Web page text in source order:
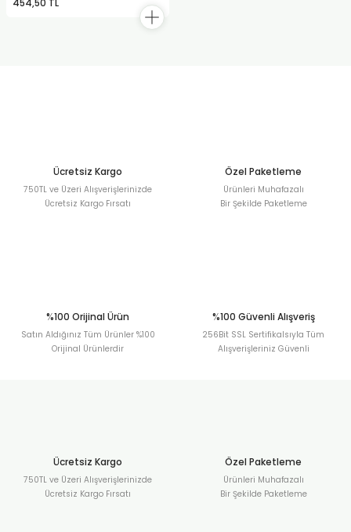
454,50 TL
Ücretsiz Kargo
750TL ve Üzeri Alışverişlerinizde
Ücretsiz Kargo Fırsatı
Özel Paketleme
Ürünleri Muhafazalı
Bir Şekilde Paketleme
%100 Orijinal Ürün
Satın Aldığınız Tüm Ürünler %100
Orijinal Ürünlerdir
%100 Güvenli Alışveriş
256Bit SSL Sertifikalsıyla Tüm
Alışverişleriniz Güvenli
Ücretsiz Kargo
750TL ve Üzeri Alışverişlerinizde
Ücretsiz Kargo Fırsatı
Özel Paketleme
Ürünleri Muhafazalı
Bir Şekilde Paketleme